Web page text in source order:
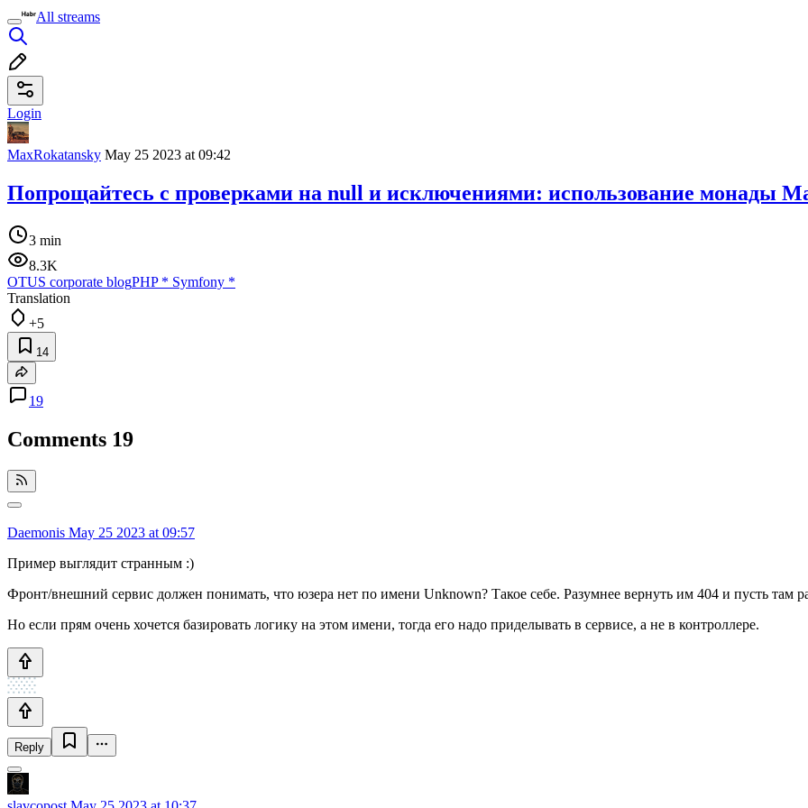
All streams
Login
MaxRokatansky May 25 2023 at 09:42
Попрощайтесь с проверками на null и исключениями: использование монады
3 min
8.3K
OTUS corporate blogPHP* Symfony *
Translation
+5
14
19
Comments 19
Daemonis May 25 2023 at 09:57
Пример выглядит странным :)
Фронт/внешний сервис должен понимать, что юзера нет по имени Unknown? Такое себе. Разумнее вернуть им 404 и пусть там
Но если прям очень хочется базировать логику на этом имени, тогда его надо приделывать в сервисе, а не в контроллере.
Reply